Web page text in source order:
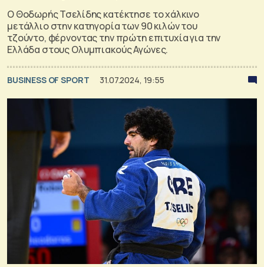
Ο Θοδωρής Τσελίδης κατέκτησε το χάλκινο
μετάλλιο στην κατηγορία των 90 κιλών του
τζούντο, φέρνοντας την πρώτη επιτυχία για την
Ελλάδα στους Ολυμπιακούς Αγώνες.
BUSINESS OF SPORT 31.07.2024, 19:55